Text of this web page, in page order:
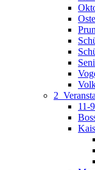
11-